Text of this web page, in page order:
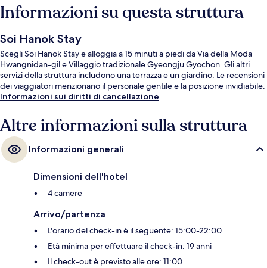
Informazioni su questa struttura
Soi Hanok Stay
Scegli Soi Hanok Stay e alloggia a 15 minuti a piedi da Via della Moda
Hwangnidan-gil e Villaggio tradizionale Gyeongju Gyochon. Gli altri
servizi della struttura includono una terrazza e un giardino. Le recensioni
dei viaggiatori menzionano il personale gentile e la posizione invidiabile.
Informazioni sui diritti di cancellazione
Altre informazioni sulla struttura
Informazioni generali
Dimensioni dell'hotel
4 camere
Arrivo/partenza
L'orario del check-in è il seguente: 15:00-22:00
Età minima per effettuare il check-in: 19 anni
Il check-out è previsto alle ore: 11:00